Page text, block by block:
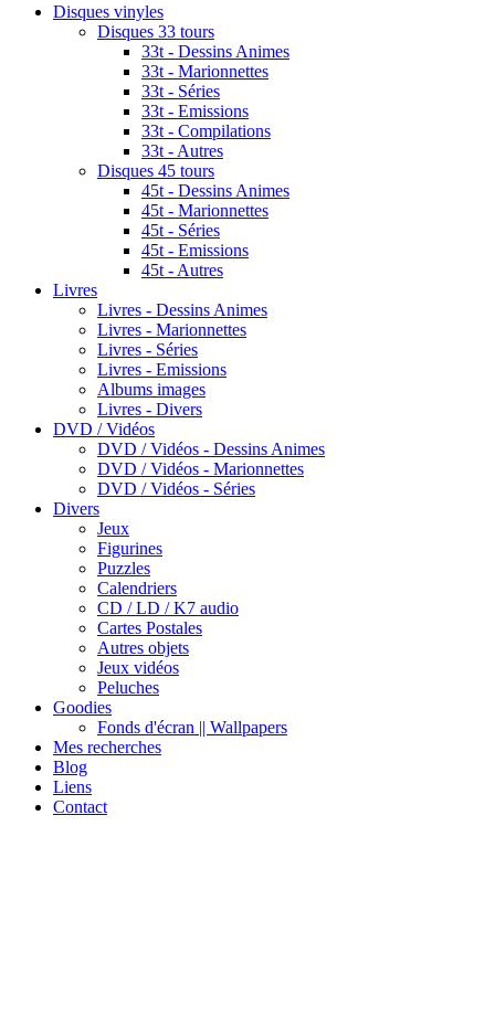
Disques vinyles
Disques 33 tours
33t - Dessins Animes
33t - Marionnettes
33t - Séries
33t - Emissions
33t - Compilations
33t - Autres
Disques 45 tours
45t - Dessins Animes
45t - Marionnettes
45t - Séries
45t - Emissions
45t - Autres
Livres
Livres - Dessins Animes
Livres - Marionnettes
Livres - Séries
Livres - Emissions
Albums images
Livres - Divers
DVD / Vidéos
DVD / Vidéos - Dessins Animes
DVD / Vidéos - Marionnettes
DVD / Vidéos - Séries
Divers
Jeux
Figurines
Puzzles
Calendriers
CD / LD / K7 audio
Cartes Postales
Autres objets
Jeux vidéos
Peluches
Goodies
Fonds d'écran || Wallpapers
Mes recherches
Blog
Liens
Contact